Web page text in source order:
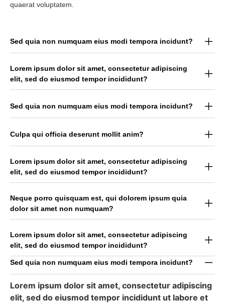
quaerat voluptatem.
Sed quia non numquam eius modi tempora incidunt?
Lorem ipsum dolor sit amet, consectetur adipiscing
elit, sed do eiusmod tempor incididunt?
Sed quia non numquam eius modi tempora incidunt?
Culpa qui officia deserunt mollit anim?
Lorem ipsum dolor sit amet, consectetur adipiscing
elit, sed do eiusmod tempor incididunt?
Neque porro quisquam est, qui dolorem ipsum quia
dolor sit amet non numquam?
Lorem ipsum dolor sit amet, consectetur adipiscing
elit, sed do eiusmod tempor incididunt?
Sed quia non numquam eius modi tempora incidunt?
Lorem ipsum dolor sit amet, consectetur adipiscing
elit, sed do eiusmod tempor incididunt ut labore et